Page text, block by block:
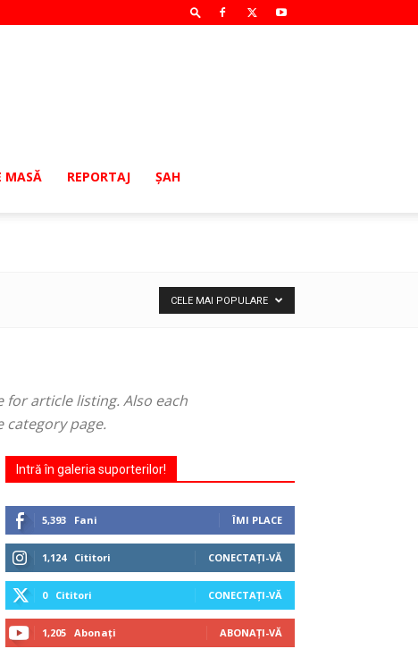
MASĂ REPORTAJ ŞAH
CELE MAI POPULARE
for article listing. Also each
page.
Intră în galeria suporterilor!
5,393 Fani ÎMI PLACE
1,124 Cititori CONECTAȚI-VĂ
0 Cititori CONECTAȚI-VĂ
1,205 Abonați ABONAȚI-VĂ